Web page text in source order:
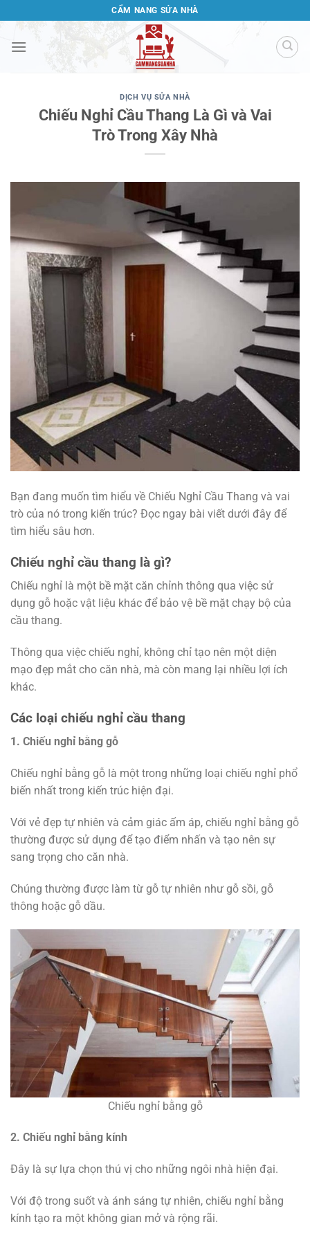
qua
nội
CẨM NANG SỬA NHÀ
DỊCH VỤ SỬA NHÀ
Chiếu Nghỉ Cầu Thang Là Gì và Vai
Trò Trong Xây Nhà
Bạn đang muốn tìm hiểu về Chiếu Nghỉ Cầu Thang và vai
trò của nó trong kiến trúc? Đọc ngay bài viết dưới đây để
tìm hiểu sâu hơn.
Chiếu nghỉ cầu thang là gì?
Chiếu nghỉ là một bề mặt căn chỉnh thông qua việc sử
dụng gỗ hoặc vật liệu khác để bảo vệ bề mặt chạy bộ của
cầu thang.
Thông qua việc chiếu nghỉ, không chỉ tạo nên một diện
mạo đẹp mắt cho căn nhà, mà còn mang lại nhiều lợi ích
khác.
Các loại chiếu nghỉ cầu thang
1. Chiếu nghỉ bằng gỗ
Chiếu nghỉ bằng gỗ là một trong những loại chiếu nghỉ phổ
biến nhất trong kiến trúc hiện đại.
Với vẻ đẹp tự nhiên và cảm giác ấm áp, chiếu nghỉ bằng gỗ
thường được sử dụng để tạo điểm nhấn và tạo nên sự
sang trọng cho căn nhà.
Chúng thường được làm từ gỗ tự nhiên như gỗ sồi, gỗ
thông hoặc gỗ dầu.
Chiếu nghỉ bằng gỗ
2. Chiếu nghỉ bằng kính
Đây là sự lựa chọn thú vị cho những ngôi nhà hiện đại.
Với độ trong suốt và ánh sáng tự nhiên, chiếu nghỉ bằng
kính tạo ra một không gian mở và rộng rãi.